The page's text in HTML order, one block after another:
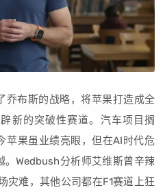
乔布斯的战略，将苹果打造成全
新的突破性赛道。汽车项目搁
苹果虽业绩亮眼，但在AI时代危
。Wedbush分析师艾维斯曾辛辣
灾难，其他公司都在F1赛道上狂